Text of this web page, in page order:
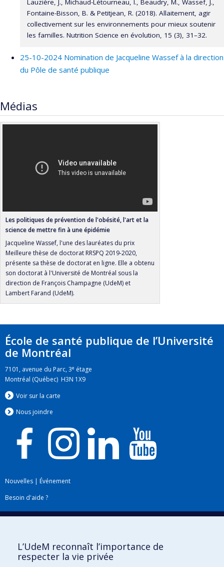
Fontaine-Bisson, B. & Petitjean, R. (2018). Allaitement, agir
collectivement sur les environnements pour mieux soutenir
les familles. Nutrition Science en évolution, 15 (3), 31–32.
25-10-2024 Nomination de Jacqueline Wassef à la direction
du Pôle de santé publique
Médias
Les politiques de prévention de l'obésité, l'art et la
science de mettre fin à une épidémie
Jacqueline Wassef, l'une des lauréates du prix
Meilleure thèse de doctorat RRSPQ 2019-2020,
présente sa thèse de doctorat en ligne. Elle a obtenu
son doctorat à l'Université de Montréal sous la
direction de François Champagne (UdeM) et
Lambert Farand (UdeM).
École de santé publique de l’Université
de Montréal
7101, avenue du Parc, 3e étage
Montréal (Québec) H3N 1X9
Voir sur la carte
Nous joindre
Nouvelles | Événement
Besoin d'aide ?
Plan du site|Accessibilité
L’UdeM reconnaît l’importance de
respecter la vie privée